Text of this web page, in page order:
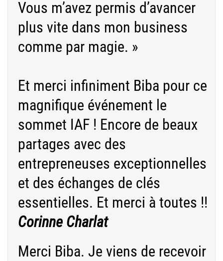
Vous m’avez permis d’avancer
plus vite dans mon business
comme par magie. »
Et merci infiniment Biba pour ce
magnifique événement le
sommet IAF ! Encore de beaux
partages avec des
entrepreneuses exceptionnelles
et des échanges de clés
essentielles. Et merci à toutes !!
Corinne Charlat
Merci Biba. Je viens de recevoir